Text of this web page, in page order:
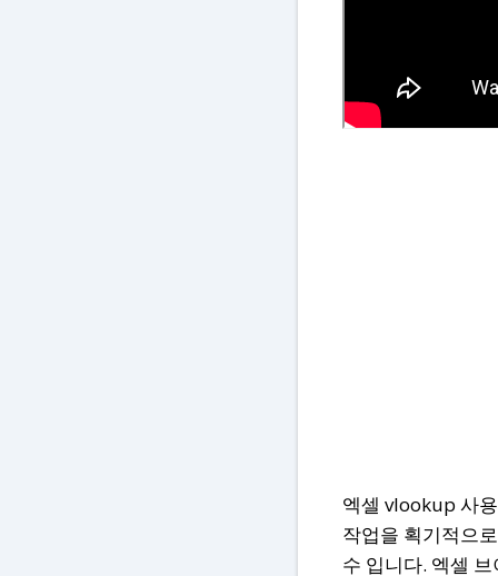
엑셀 vlookup 사
작업을 획기적으
수 입니다. 엑셀